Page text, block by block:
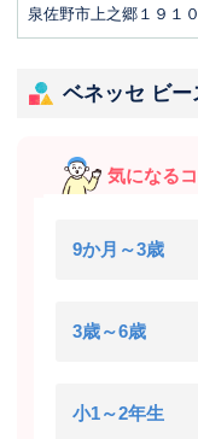
泉佐野市上之郷１９１
ベネッセ ビー
気になる
9か月～3歳
3歳～6歳
小1～2年生